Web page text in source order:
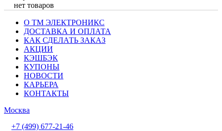
нет товаров
О ТМ ЭЛЕКТРОНИКС
ДОСТАВКА И ОПЛАТА
КАК СДЕЛАТЬ ЗАКАЗ
АКЦИИ
КЭШБЭК
КУПОНЫ
НОВОСТИ
КАРЬЕРА
КОНТАКТЫ
Москва
+7 (499) 677-21-46